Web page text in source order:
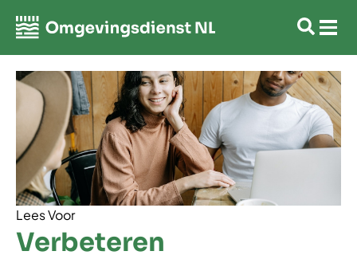
Lees Voor
Verbeteren